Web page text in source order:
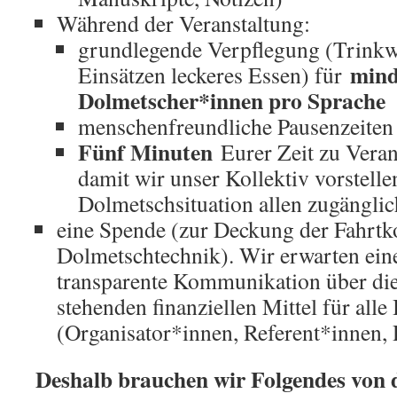
Während der Veranstaltung:
grundlegende Verpflegung
Einsätzen leckeres Essen) für
Dolmetscher*innen pro Sprache
menschenfreundliche Pausenzeiten
Fünf Minuten Eurer Zeit zu
damit wir unser Kollektiv
Dolmetschsituation allen
eine Spende (zur Deckung der
Dolmetschtechnik). Wir erwarten
transparente Kommunikation über
stehenden finanziellen Mittel für alle
(Organisator*innen,
Deshalb brauchen wir Folgendes